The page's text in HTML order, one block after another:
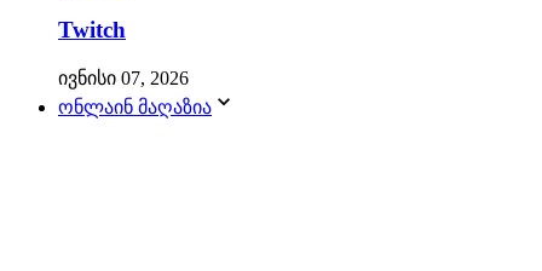
Twitch
ივნისი 07, 2026
ონლაინ მაღაზია